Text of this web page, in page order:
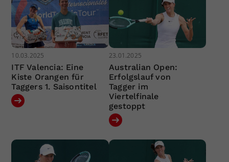
10.03.2025
ITF Valencia: Eine
Kiste Orangen für
Taggers 1. Saisontitel
23.01.2025
Australian Open:
Erfolgslauf von
Tagger im
Viertelfinale
gestoppt